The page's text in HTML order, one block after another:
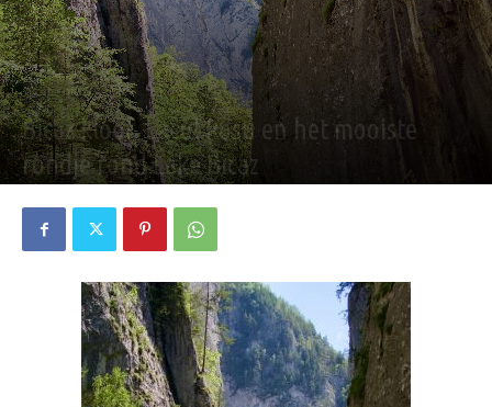
Roemenië
Bicaz kloof, Lacul Roșu en het mooiste
rondje rond Lake Bicaz